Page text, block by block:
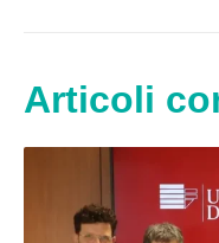
Articoli